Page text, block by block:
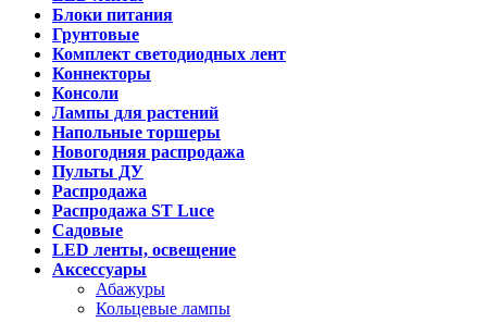
Блоки питания
Грунтовые
Комплект светодиодных лент
Коннекторы
Консоли
Лампы для растений
Напольные торшеры
Новогодняя распродажа
Пульты ДУ
Распродажа
Распродажа ST Luce
Садовые
LED ленты, освещение
Аксессуары
Абажуры
Кольцевые лампы